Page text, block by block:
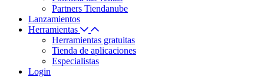
Partners Tiendanube
Lanzamientos
Herramientas
Herramientas gratuitas
Tienda de aplicaciones
Especialistas
Login